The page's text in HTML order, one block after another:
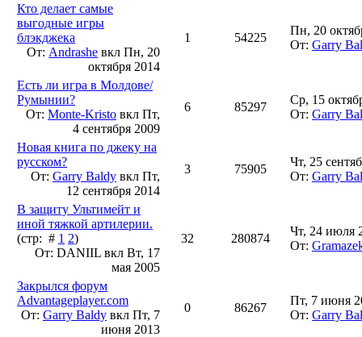
Кто делает самые
выгодные игры
блэкджека
От: Andrashe вкл Пн, 20
октября 2014
1 54225
Пн, 20
От: Garry
Есть ли игра в Молдове/
Румынии?
От: Monte-Kristo вкл Пт,
4 сентября 2009
6 85297
Ср, 15
От: Garry
Новая книга по джеку на
русском?
От: Garry Baldy вкл Пт,
12 сентября 2014
3 75905
Чт, 25
От: Garry
В защиту Ультимейт и
иной тяжкой артилерии.
(стр: # 1 2)
От: DANIIL вкл Вт, 17
мая 2005
32 280874
Чт, 24 июля
От:
Закрылся форум
Advantageplayer.com
От: Garry Baldy вкл Пт, 7
июня 2013
0 86267
Пт, 7 июня
От: Garry